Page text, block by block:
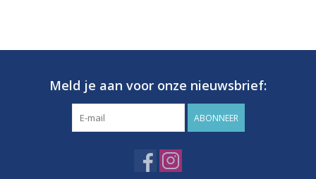
Meld je aan voor onze nieuwsbrief:
ABONNEER